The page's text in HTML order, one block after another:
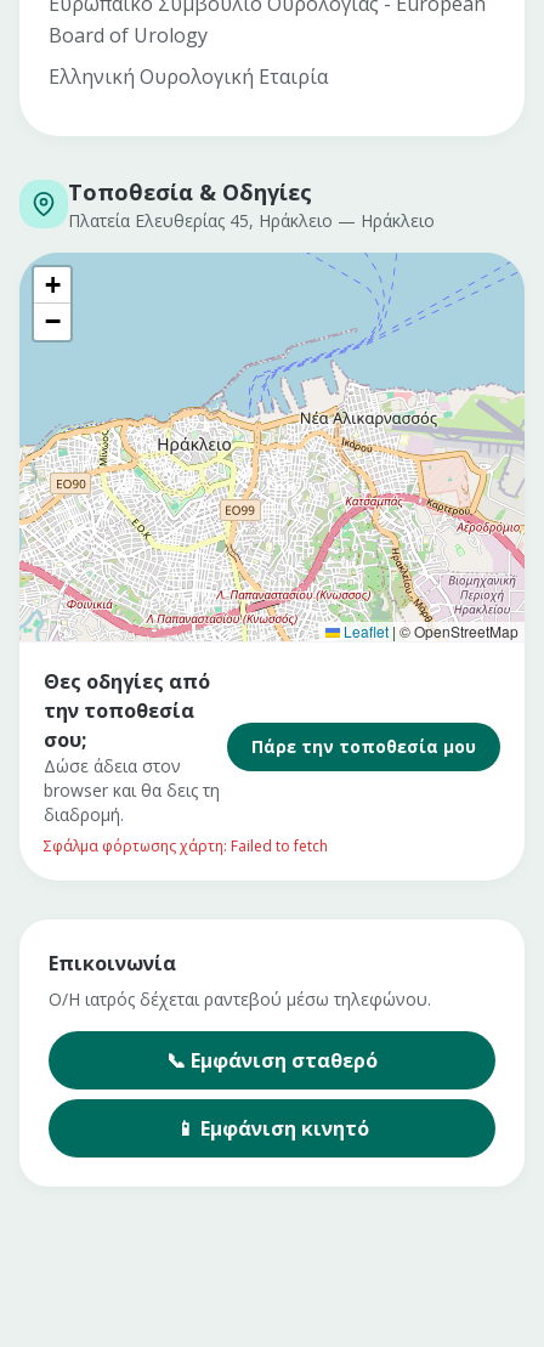
Board of Urology
Ελληνική Ουρολογική Εταιρία
Τοποθεσία & Οδηγίες
Πλατεία Ελευθερίας 45, Ηράκλειο — Ηράκλειο
+
−
Leaflet |© OpenStreetMap
Θες οδηγίες από
την τοποθεσία
σου;
Δώσε άδεια στον
browser και θα δεις τη
διαδρομή.
Πάρε την τοποθεσία μου
Σφάλμα φόρτωσης χάρτη: Failed to fetch
Επικοινωνία
Ο/Η ιατρός δέχεται ραντεβού μέσω τηλεφώνου.
📞 Εμφάνιση σταθερό
📱 Εμφάνιση κινητό